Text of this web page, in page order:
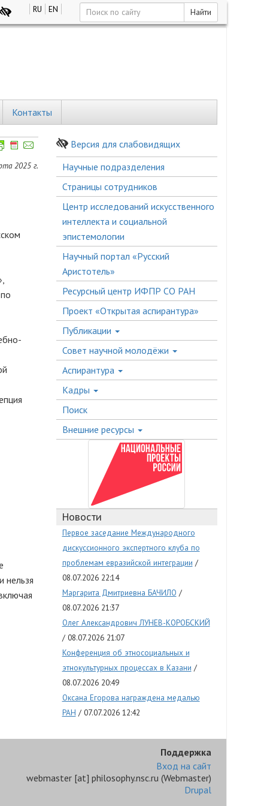
RU EN Найти
Контакты
2025 г.
нельзя
Версия для слабовидящих
Боковое
меню
Научные подразделения
Страницы сотрудников
Центр исследований искусственного
интеллекта и социальной
эпистемологии
Научный портал «Русский
Аристотель»
Ресурсный центр ИФПР СО РАН
Проект «Открытая аспирантура»
Публикации
Совет научной молодёжи
Аспирантура
Кадры
Поиск
Внешние ресурсы
Новости
Первое заседание Международного
дискуссионного экспертного клуба по
проблемам евразийской интеграции
08.07.2026 22:14
Маргарита Дмитриевна БАЧИЛО
08.07.2026 21:37
Олег Александрович ЛУНЕВ-КОРОБСКИЙ
08.07.2026 21:07
Конференция об этносоциальных и
этнокультурных процессах в Казани
08.07.2026 20:49
Оксана Егорова награждена медалью
РАН
07.07.2026 12:42
Поддержка
Вход на сайт
webmaster [at] philosophy.nsc.ru (Webmaster)
Drupal